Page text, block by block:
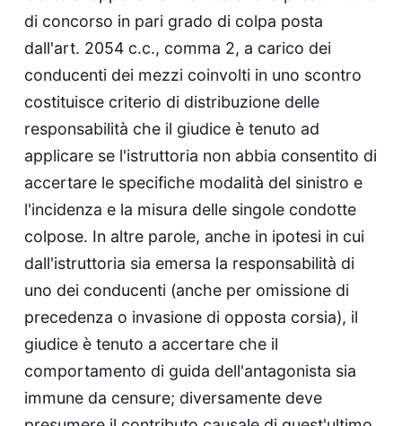
di concorso in pari grado di colpa posta
dall'art. 2054 c.c., comma 2, a carico dei
conducenti dei mezzi coinvolti in uno scontro
costituisce criterio di distribuzione delle
responsabilità che il giudice è tenuto ad
applicare se l'istruttoria non abbia consentito di
accertare le specifiche modalità del sinistro e
l'incidenza e la misura delle singole condotte
colpose. In altre parole, anche in ipotesi in cui
dall'istruttoria sia emersa la responsabilità di
uno dei conducenti (anche per omissione di
precedenza o invasione di opposta corsia), il
giudice è tenuto a accertare che il
comportamento di guida dell'antagonista sia
immune da censure; diversamente deve